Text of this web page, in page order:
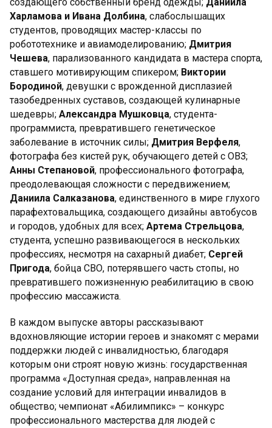
Харламова и Ивана Долбина, слабослышащих
студентов, проводящих мастер-классы по
робототехнике и авиамоделированию; Дмитрия
Чешева, парализованного кандидата в мастера спорта,
ставшего мотивирующим спикером; Виктории
Бородиной, девушки с врожденной дисплазией
тазобедренных суставов, создающей кулинарные
шедевры; Александра Мушковца, студента-
программиста, превратившего генетическое
заболевание в источник силы; Дмитрия Верфеля,
фотографа без кистей рук, обучающего детей с ОВЗ;
Анны Степановой, профессионального фотографа,
преодолевающая сложности с передвижением;
Даниила Салказанова, единственного в мире глухого
парафехтовальщика, создающего дизайны автобусов
и городов, удобных для всех; Артема Стрельцова,
студента, успешно развивающегося в нескольких
профессиях, несмотря на сахарный диабет; Сергей
Пригода, бойца СВО, потерявшего часть стопы, но
превратившего пожизненную реабилитацию в свою
профессию массажиста.
В каждом выпуске авторы рассказывают
вдохновляющие истории героев и знакомят с мерами
поддержки людей с инвалидностью, благодаря
которым они строят новую жизнь: государственная
программа «Доступная среда», направленная на
создание условий для интеграции инвалидов в
общество; чемпионат «Абилимпикс» – конкурс
профессионального мастерства для людей с